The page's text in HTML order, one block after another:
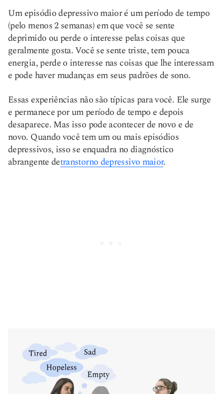
Um episódio depressivo maior é um período de tempo
(pelo menos 2 semanas) em que você se sente
deprimido ou perde o interesse pelas coisas que
geralmente gosta. Você se sente triste, tem pouca
energia, perde o interesse nas coisas que lhe interessam
e pode haver mudanças em seus padrões de sono.
Essas experiências não são típicas para você. Ele surge
e permanece por um período de tempo e depois
desaparece. Mas isso pode acontecer de novo e de
novo. Quando você tem um ou mais episódios
depressivos, isso se enquadra no diagnóstico
abrangente detranstorno depressivo maior.